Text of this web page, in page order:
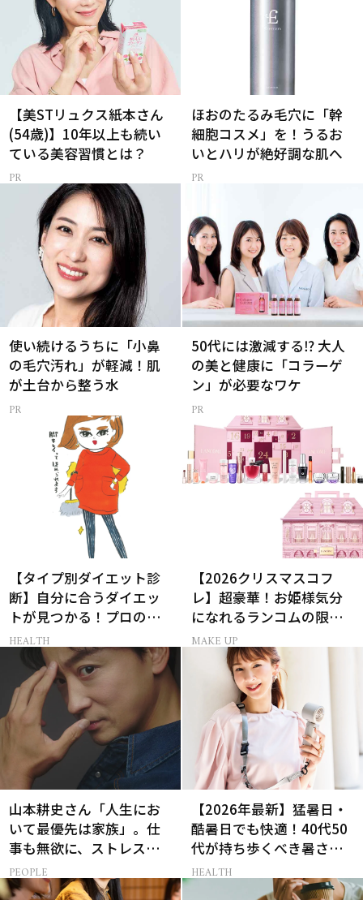
【美STリュクス紙本さん
(54歳)】10年以上も続い
ている美容習慣とは？
ほおのたるみ毛穴に「幹
細胞コスメ」を！うるお
いとハリが絶好調な肌へ
使い続けるうちに「小鼻
の毛穴汚れ」が軽減！肌
が土台から整う水
50代には激減する⁉ 大人
の美と健康に「コラーゲ
ン」が必要なワケ
【タイプ別ダイエット診
断】自分に合うダイエッ
トが見つかる！プロの教
える体質別ダイエット方
HEALTH
【2026クリスマスコフ
レ】超豪華！お姫様気分
になれるランコムの限定
コスメキット
MAKE UP
山本耕史さん「人生にお
いて最優先は家族」。仕
事も無欲に、ストレスを
溜めない生き方
PEOPLE
【2026年最新】猛暑日・
酷暑日でも快適！40代50
代が持ち歩くべき暑さ対
策グッズ
HEALTH